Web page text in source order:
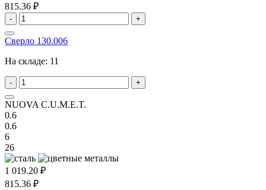
815.36 ₽
- +
Сверло 130.006
На складе: 11
- +
NUOVA C.U.M.E.T.
0.6
0.6
6
26
1 019.20 ₽
815.36 ₽